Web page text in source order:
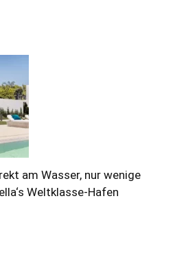
am Wasser, nur wenige
Weltklasse-Hafen